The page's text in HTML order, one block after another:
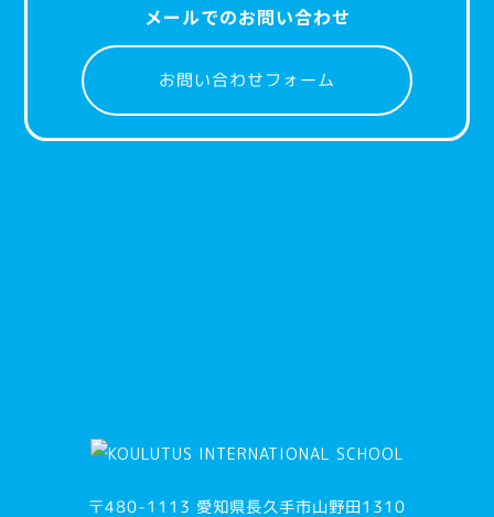
メールでのお問い合わせ
お問い合わせフォーム
〒480-1113 愛知県長久手市山野田1310